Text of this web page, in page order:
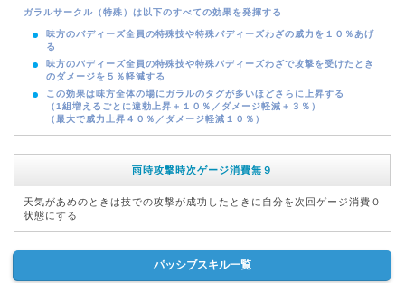
ガラルサークル（特殊）は以下のすべての効果を発揮する
味方のバディーズ全員の特殊技や特殊バディーズわざの威力を１０％あげ
る
味方のバディーズ全員の特殊技や特殊バディーズわざで攻撃を受けたとき
のダメージを５％軽減する
この効果は味方全体の場にガラルのタグが多いほどさらに上昇する
（1組増えるごとに違勅上昇＋１０％／ダメージ軽減＋３％）
（最大で威力上昇４０％／ダメージ軽減１０％）
雨時攻撃時次ゲージ消費無９
天気があめのときは技での攻撃が成功したときに自分を次回ゲージ消費０
状態にする
パッシブスキル一覧